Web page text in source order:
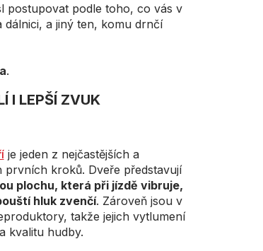
postupovat podle toho, co vás v
a jiný ten, komu drnčí
.
I LEPŠÍ ZVUK
je jeden z nejčastějších a
prvních kroků. Dveře představují
plochu, která při jízdě vibruje,
hluk zvenčí. Zároveň jsou v
takže jejich vytlumení
kvalitu hudby.